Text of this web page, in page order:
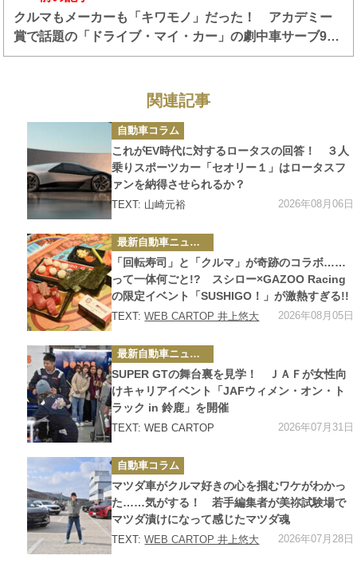
クルマもメーカーも「キワモノ」だった！ アカデミー
賞で話題の「ドライブ・マイ・カー」の劇中車サーブ900
が存在感ありすぎ
関連記事
カ
テ
ゴ
リ
ー
自動車コラム
これがEV時代に対するロータスの回答！ ３人
乗りスポーツカー「セオリー１」はロータスフ
ァンを納得させられるか？
TEXT: 山崎元裕 2026年08月06日
カ
テ
ゴ
リ
ー
最新自動車ニュース
「回転寿司」と「クルマ」が奇跡のコラボ……
って一体何ごと!? スシロー×GAZOO Racing
の限定イベント「SUSHIGO！」が激熱すぎる!!
TEXT:WEB CARTOP 井上悠大 2026年08月05日
カ
テ
ゴ
リ
ー
最新自動車ニュース
SUPER GTの舞台裏を見学！ ＪＡＦが女性向
けキャリアイベント「JAFウィメン・オン・ト
ラック in 鈴鹿」を開催
TEXT: WEB CARTOP 2026年07月31日
カ
テ
ゴ
リ
ー
自動車コラム
マツダ車がクルマ好きの心を掴むワケがわかっ
た……気がする！ 若手編集者が美祢試験場で
マツダ漬けになって感じたマツダ魂
TEXT:WEB CARTOP 井上悠大 2026年07月28日